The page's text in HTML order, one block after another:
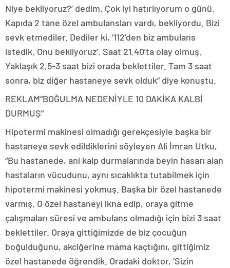
Niye bekliyoruz?’ dedim. Çok iyi hatırlıyorum o günü.
Kapıda 2 tane özel ambulansları vardı, bekliyordu. Bizi
sevk etmediler. Dediler ki, ‘112’den biz ambulans
istedik. Onu bekliyoruz’. Saat 21.40’ta olay olmuş.
Yaklaşık 2,5-3 saat bizi orada beklettiler. Tam 3 saat
sonra, biz diğer hastaneye sevk olduk” diye konuştu.
REKLAM“BOĞULMA NEDENİYLE 10 DAKİKA KALBİ
DURMUŞ”
Hipotermi makinesi olmadığı gerekçesiyle başka bir
hastaneye sevk edildiklerini söyleyen Ali İmran Utku,
“Bu hastanede, ani kalp durmalarında beyin hasarı alan
hastaların vücudunu, aynı sıcaklıkta tutabilmek için
hipotermi makinesi yokmuş. Başka bir özel hastanede
varmış. O özel hastaneyi ikna edip, oraya gitme
çalışmaları süresi ve ambulans olmadığı için bizi 3 saat
beklettiler. Oraya gittiğimizde de biz çocuğun
boğulduğunu, akciğerine mama kaçtığını, gittiğimiz
özel hastanede öğrendik. Oradaki doktor, ‘Sizin